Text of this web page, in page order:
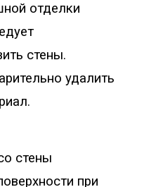
отделки
стены.
удалить
стены
при